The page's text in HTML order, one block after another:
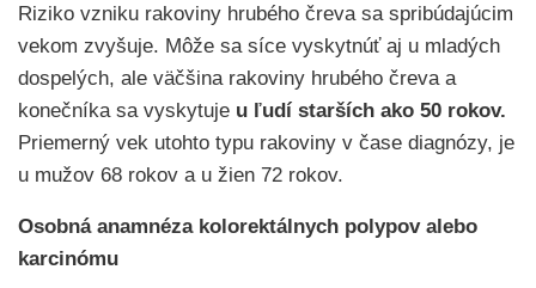
Riziko vzniku rakoviny hrubého čreva sa spribúdajúcim
vekom zvyšuje. Môže sa síce vyskytnúť aj u mladých
dospelých, ale väčšina rakoviny hrubého čreva a
konečníka sa vyskytuje u ľudí starších ako 50 rokov.
Priemerný vek utohto typu rakoviny v čase diagnózy, je
u mužov 68 rokov a u žien 72 rokov.
Osobná anamnéza kolorektálnych polypov alebo
karcinómu